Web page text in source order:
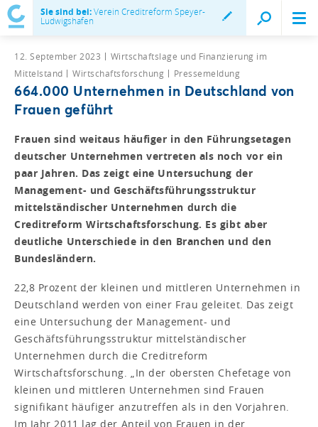
Sie sind bei:Verein Creditreform Speyer-
Ludwigshafen
12. September 2023
Wirtschaftslage und Finanzierung im
Mittelstand
Wirtschaftsforschung Pressemeldung
664.000 Unternehmen in Deutschland von
Frauen geführt
Frauen sind weitaus häufiger in den Führungsetagen
deutscher Unternehmen vertreten als noch vor ein
paar Jahren. Das zeigt eine Untersuchung der
Management- und Geschäftsführungsstruktur
mittelständischer Unternehmen durch die
Creditreform Wirtschaftsforschung. Es gibt aber
deutliche Unterschiede in den Branchen und den
Bundesländern.
22,8 Prozent der kleinen und mittleren Unternehmen in
Deutschland werden von einer Frau geleitet. Das zeigt
eine Untersuchung der Management- und
Geschäftsführungsstruktur mittelständischer
Unternehmen durch die Creditreform
Wirtschaftsforschung. „In der obersten Chefetage von
kleinen und mittleren Unternehmen sind Frauen
signifikant häufiger anzutreffen als in den Vorjahren.
Im Jahr 2011 lag der Anteil von Frauen in der